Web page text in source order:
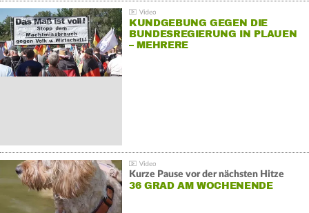
KUNDGEBUNG GEGEN DIE
BUNDESREGIERUNG IN PLAUEN
– MEHRERE
Kurze Pause vor der nächsten Hitze
36 GRAD AM WOCHENENDE